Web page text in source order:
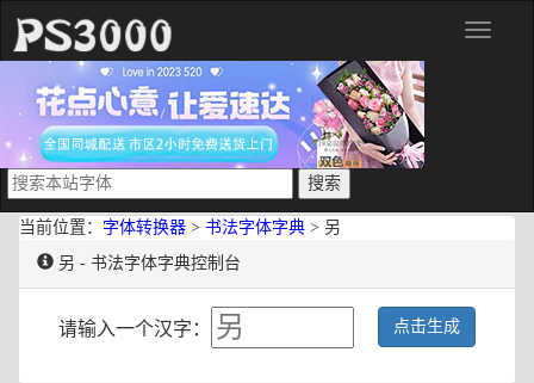
分
当前位置： 字体转换器 > 书法字体字典 > 另
另 - 书法字体字典控制台
请输入一个汉字： 点击生成